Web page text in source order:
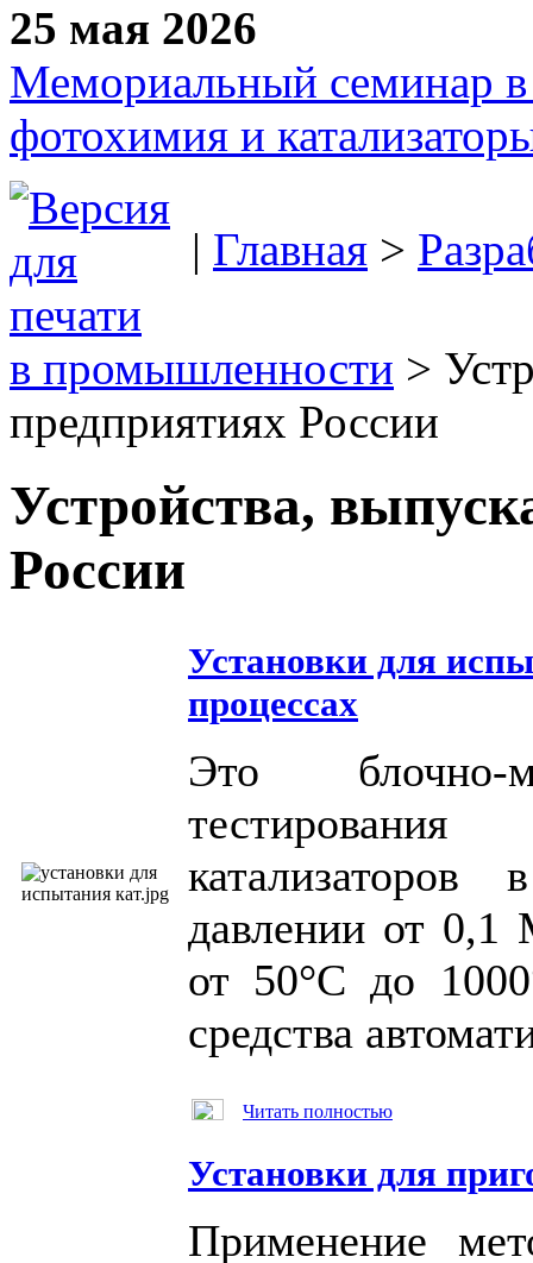
25 мая 2026
Мемориальный семинар в
фотохимия и
| Главная >
в промышленности >
предприятиях России
Устройства,
России
Установки для
процессах
Это блочно-
тестирования
давлении от
от 50°С до
средства
Читать полностью
Установки для
Применение